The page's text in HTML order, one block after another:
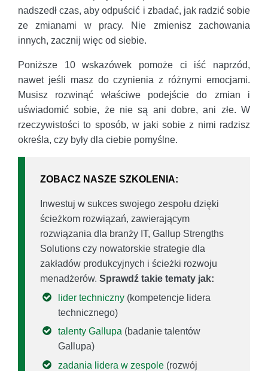
nadszedł czas, aby odpuścić i zbadać, jak radzić sobie
ze zmianami w pracy. Nie zmienisz zachowania
innych, zacznij więc od siebie.
Poniższe 10 wskazówek pomoże ci iść naprzód,
nawet jeśli masz do czynienia z różnymi emocjami.
Musisz rozwinąć właściwe podejście do zmian i
uświadomić sobie, że nie są ani dobre, ani złe. W
rzeczywistości to sposób, w jaki sobie z nimi radzisz
określa, czy były dla ciebie pomyślne.
ZOBACZ NASZE SZKOLENIA:
Inwestuj w sukces swojego zespołu dzięki
ścieżkom rozwiązań, zawierającym
rozwiązania dla branży IT, Gallup Strengths
Solutions czy nowatorskie strategie dla
zakładów produkcyjnych i ścieżki rozwoju
menadżerów. Sprawdź takie tematy jak:
lider techniczny (kompetencje lidera
technicznego)
talenty Gallupa (badanie talentów
Gallupa)
zadania lidera w zespole (rozwój